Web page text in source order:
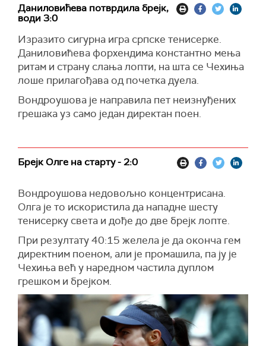
Даниловићева потврдила брејк,
води 3:0
Изразито сигурна игра српске тенисерке.
Даниловићева форхендима константно мења
ритам и страну слања лопти, на шта се Чехиња
лоше прилагођава од почетка дуела.
Вондроушова је направила пет неизнуђених
грешака уз само један директан поен.
Брејк Олге на старту - 2:0
Вондроушова недовољно концентрисана.
Олга је то искористила да нападне шесту
тенисерку света и дође до две брејк лопте.
При резултату 40:15 желела је да оконча гем
директним поеном, али је промашила, па ју је
Чехиња већ у наредном частила дуплом
грешком и брејком.